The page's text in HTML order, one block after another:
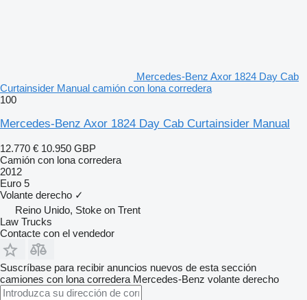
Mercedes-Benz Axor 1824 Day Cab
Curtainsider Manual camión con lona corredera
100
Mercedes-Benz Axor 1824 Day Cab Curtainsider Manual
12.770 € 10.950 GBP
Camión con lona corredera
2012
Euro 5
Volante derecho ✓
Reino Unido, Stoke on Trent
Law Trucks
Contacte con el vendedor
Suscríbase para recibir anuncios nuevos de esta sección
camiones con lona corredera Mercedes-Benz volante derecho